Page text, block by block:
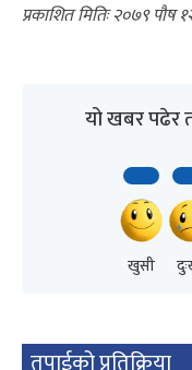
२०७९ पौष
यो खबर पढेर
खुसी